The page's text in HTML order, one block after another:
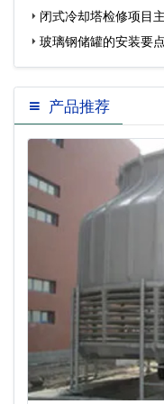
闭式冷却塔检修项目
玻璃钢储罐的安装要
产品推荐